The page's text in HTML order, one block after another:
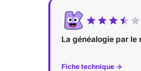
La généalogie par le
Fiche technique →